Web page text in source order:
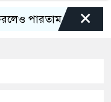
: শাকিব খান
×